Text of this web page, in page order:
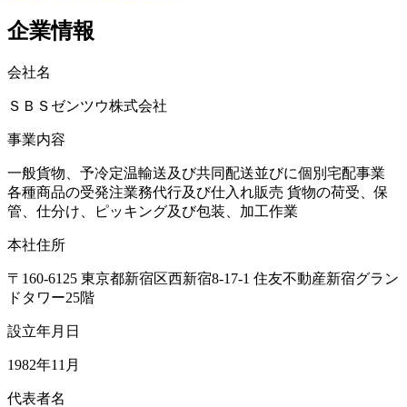
企業情報
会社名
ＳＢＳゼンツウ株式会社
事業内容
一般貨物、予冷定温輸送及び共同配送並びに個別宅配事業
各種商品の受発注業務代行及び仕入れ販売 貨物の荷受、保
管、仕分け、ピッキング及び包装、加工作業
本社住所
〒160-6125 東京都新宿区西新宿8-17-1 住友不動産新宿グラン
ドタワー25階
設立年月日
1982年11月
代表者名